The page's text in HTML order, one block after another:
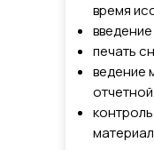
время
печать
ведение